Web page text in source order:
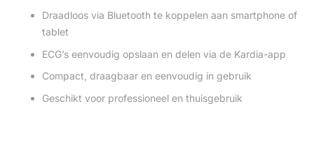
Draadloos via Bluetooth te koppelen aan smartphone of
tablet
ECG’s eenvoudig opslaan en delen via de Kardia-app
Compact, draagbaar en eenvoudig in gebruik
Geschikt voor professioneel en thuisgebruik